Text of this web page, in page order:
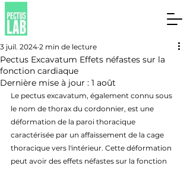
Pectus Excavatum Effets néfastes sur la
fonction cardiaque
3 juil. 2024 2 min de lecture
Dernière mise à jour : 1 août
Le pectus excavatum, également connu sous
le nom de thorax du cordonnier, est une
déformation de la paroi thoracique
caractérisée par un affaissement de la cage
thoracique vers l'intérieur. Cette déformation
peut avoir des effets néfastes sur la fonction